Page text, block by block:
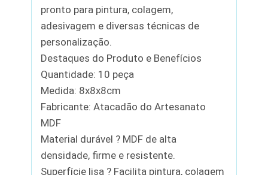
pronto para pintura, colagem,
adesivagem e diversas técnicas de
personalização.
Destaques do Produto e Benefícios
Quantidade: 10 peça
Medida: 8x8x8cm
Fabricante: Atacadão do Artesanato
MDF
Material durável ? MDF de alta
densidade, firme e resistente.
Superfície lisa ? Facilita pintura, colagem